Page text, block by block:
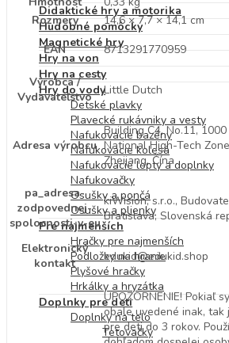
Didaktické hry a motorika
Hudobné pomôcky
Magnetické hry
Hry na von
Hry na cesty
Hry do vody
Detské plavky
Plavecké rukávniky a vesty
Nafukovacie bazény
Nafukovacie kolesá
Nafukovacie lopty a doplnky
Nafukovačky
Osušky a pončá
Osušky a plienky
Pre najmenších
Hračky pre najmenších
Podložky na hranie
Plyšové hračky
Hrkálky a hryzátka
Doplnky pre deti
Doplnky na telo
Tetovačky
Rozmery
14,6 × 7,7 × 14,1 cm
EAN
8713291770959
Výrobca /
Vydavateľstvo
Little Dutch
Adresa výrobcu
Building C4, No.11,
National High-Tech
Zheijang, Čína
pa_adresa-
zodpovednej-
spolocnosti-v-eu
kiWision, s.r.o.,
Bratislava, Slovenská
Elektronický
kontakt
edukid@edukid.shop
UPOZORNENIE! Pokiaľ
obale uvedené inak, tak
pre deti do 3 rokov.